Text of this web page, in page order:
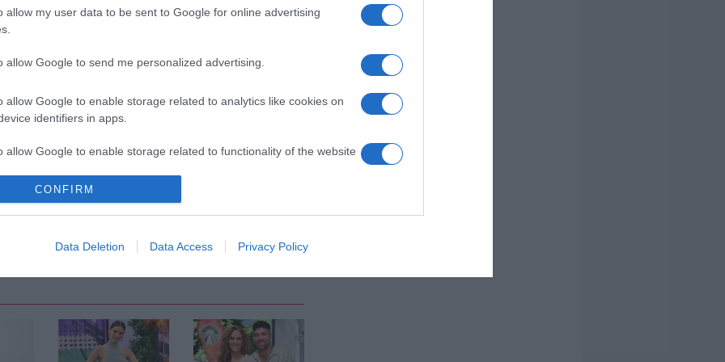
allow my user data to be sent to Google for online advertising
allow Google to send me personalized advertising.
allow Google to enable storage related to analytics like cookies on
identifiers in apps.
allow Google to enable storage related to functionality of the website
CONFIRM
Data Deletion Data Access Privacy Policy
Luisana Lopilato és Michael Bublé, Noah és Elias
az oldalon.
hivatalos bejelentéssel, amikor is mindannyian
az édesanya új filmjét.
Pinterest
Luisana Lopilato